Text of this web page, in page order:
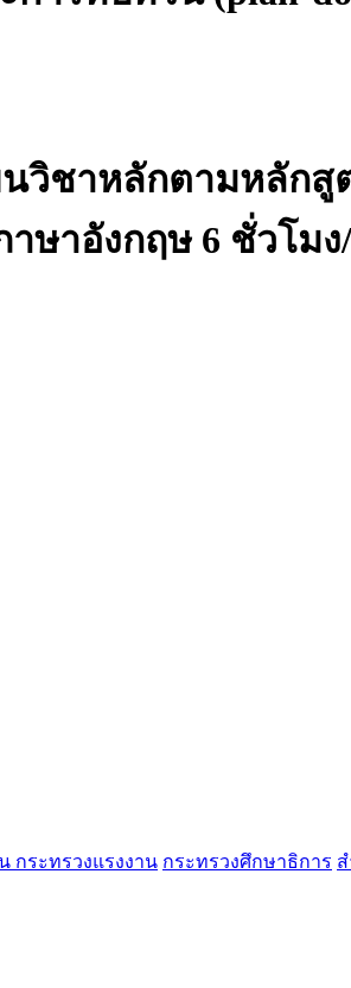
นวิชาหลักตามหลัก
ษาอังกฤษ 6 ชั่วโม
กระทรวงแรงงาน กระทรวงศึกษาธิการ